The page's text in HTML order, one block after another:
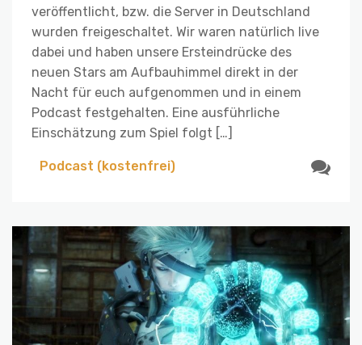
veröffentlicht, bzw. die Server in Deutschland
wurden freigeschaltet. Wir waren natürlich live
dabei und haben unsere Ersteindrücke des
neuen Stars am Aufbauhimmel direkt in der
Nacht für euch aufgenommen und in einem
Podcast festgehalten. Eine ausführliche
Einschätzung zum Spiel folgt […]
Podcast (kostenfrei)